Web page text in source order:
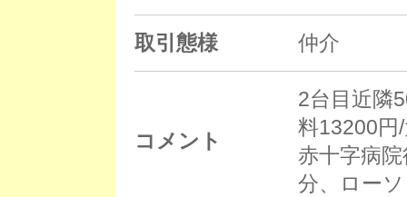
取引態様 仲介
コメント
2台目近隣
料13200円
赤十字病
分、ロー